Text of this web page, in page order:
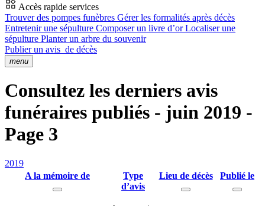
Accès rapide services
Trouver des pompes funèbres Gérer les formalités après décès
Entretenir une sépulture Composer un livre d’orLocaliser une
sépulture Planter un arbre du souvenir
Publier un avis de décès
menu
Consultez les derniers avis
funéraires publiés - juin 2019 -
Page 3
2019
A la mémoire de
Type
d’avis
Lieu de décès Publié le